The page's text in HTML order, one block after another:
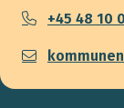
+45 48 10